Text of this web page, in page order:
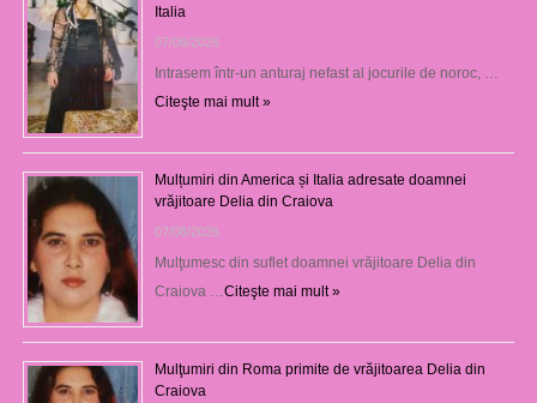
Italia
07/08/2026
Intrasem într-un anturaj nefast al jocurile de noroc, …
Citeşte mai mult »
Mulțumiri din America și Italia adresate doamnei
vrăjitoare Delia din Craiova
07/08/2026
Mulţumesc din suflet doamnei vrăjitoare Delia din
Craiova … Citeşte mai mult »
Mulţumiri din Roma primite de vrăjitoarea Delia din
Craiova